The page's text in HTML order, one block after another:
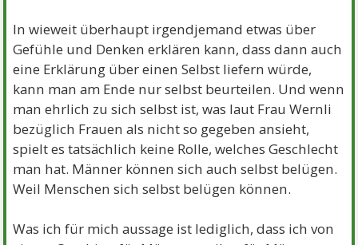
In wieweit überhaupt irgendjemand etwas über
Gefühle und Denken erklären kann, dass dann auch
eine Erklärung über einen Selbst liefern würde,
kann man am Ende nur selbst beurteilen. Und wenn
man ehrlich zu sich selbst ist, was laut Frau Wernli
bezüglich Frauen als nicht so gegeben ansieht,
spielt es tatsächlich keine Rolle, welches Geschlecht
man hat. Männer können sich auch selbst belügen.
Weil Menschen sich selbst belügen können.
Was ich für mich aussage ist lediglich, dass ich von